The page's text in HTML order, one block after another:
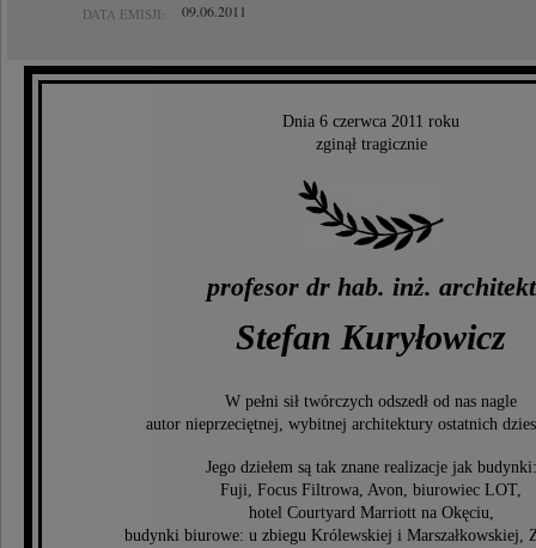
DATA EMISJI: 09.06.2011
Dnia 6 czerwca 2011 roku
zginął tragicznie
profesor dr hab. inż. architekt
Stefan Kuryłowicz
W pełni sił twórczych odszedł od nas nagle
autor nieprzeciętnej, wybitnej architektury ostatnich
Jego dziełem są tak znane realizacje jak budynki:
Fuji, Focus Filtrowa, Avon, biurowiec LOT,
hotel Courtyard Marriott na Okęciu,
budynki biurowe: u zbiegu Królewskiej i Marszałkowskiej,